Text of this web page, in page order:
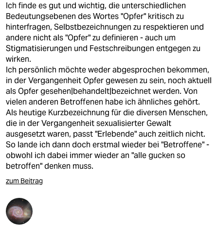
Ich finde es gut und wichtig, die unterschiedlichen
Bedeutungsebenen des Wortes "Opfer" kritisch zu
hinterfragen, Selbstbezeichnungen zu respektieren und
andere nicht als "Opfer" zu definieren - auch um
Stigmatisierungen und Festschreibungen entgegen zu
wirken.
Ich persönlich möchte weder abgesprochen bekommen,
in der Vergangenheit Opfer gewesen zu sein, noch aktuell
als Opfer gesehen|behandelt|bezeichnet werden. Von
vielen anderen Betroffenen habe ich ähnliches gehört.
Als heutige Kurzbezeichnung für die diversen Menschen,
die in der Vergangenheit sexualisierter Gewalt
ausgesetzt waren, passt "Erlebende" auch zeitlich nicht.
So lande ich dann doch erstmal wieder bei "Betroffene" -
obwohl ich dabei immer wieder an "alle gucken so
betroffen" denken muss.
zum Beitrag